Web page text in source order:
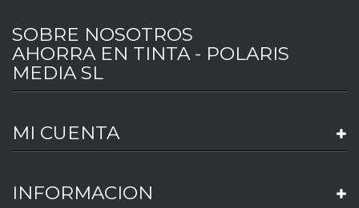
SOBRE NOSOTROS
AHORRA EN TINTA - POLARIS
MEDIA SL
MI CUENTA
INFORMACION